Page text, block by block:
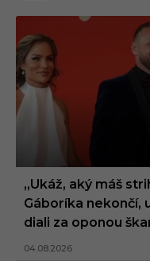
„Ukáž, aký máš
Gáboríka nekončí,
diali za oponou
04.08.2026